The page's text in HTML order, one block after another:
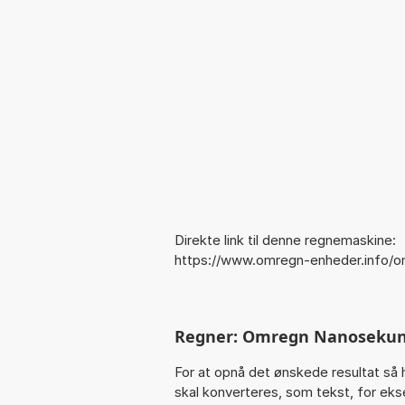
Direkte link til denne regnemaskine:
https://www.omregn-enheder.info/
Regner: Omregn
For at opnå det ønskede resultat
skal konverteres, som tekst, for